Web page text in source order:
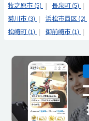
牧之原市 (5)
長泉町 (5)
菊川市 (3)
浜松市西区 (2)
松崎町 (1)
御前崎市 (1)